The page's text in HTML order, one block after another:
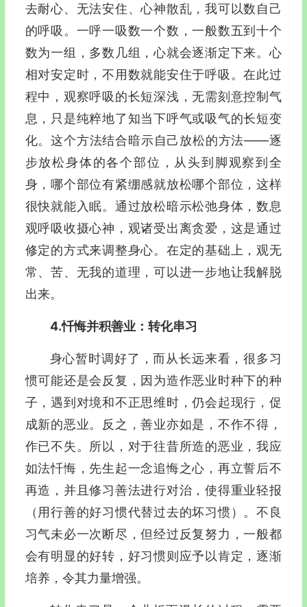
去耐心、无法安住、心神散乱，我可以数自己
的呼吸。一呼一吸数一个数，一般数五到十个
数为一组，多数几组，心就会逐渐定下来。心
相对安定时，不用数就能安住于呼吸。在此过
程中，观察呼吸的长短深浅，无需刻意控制气
息，只是纯粹地了知当下呼气或吸气的长短变
化。这个方法结合暗示自己放松的方法—―逐
步放松身体的各个部位，从头到脚观察到全
身，哪个部位有紧绷感就放松哪个部位，这样
很快就能入眠。通过放松暗示松弛身体，数息
观呼吸收摄心神，观诸受出离贪爱，这是通过
修定的方式来调整身心。在定的基础上，观无
常、苦、无我的道理，可以进一步地让我解脱
出来。
4.忏悔并积善业：转化串习
身心暂时调好了，而从长远来看，很多习
惯可能还是会反复，因为造作恶业时种下的种
子，遇到对境和不正思维时，仍会起现行，促
成新的恶业。反之，善业亦如是，不作不得，
作已不失。所以，对于往昔所造的恶业，我应
如法忏悔，先生起一念追悔之心，再立誓后不
再造，并且修习善法进行对治，使得重业轻报
（用行善的好习惯代替过去的坏习惯） 。不良
习气未必一次断尽，但经过反复努力，一般都
会有明显的好转，好习惯则应予以肯定，逐渐
培养，令其力量增强。